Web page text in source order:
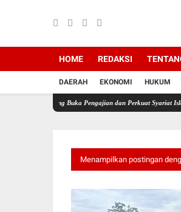
HOME REDAKSI
DAERAH EKONOMI HUKUM
Buka Pengajian dan Perkuat Syariat Islam HUT
Menampilkan postingan